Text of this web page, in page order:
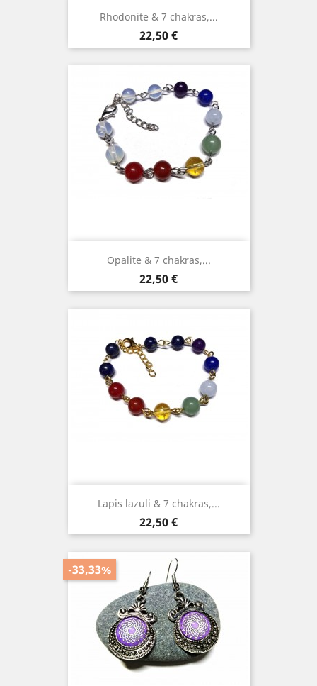
Rhodonite & 7 chakras,...
Prix
22,50 €
Opalite & 7 chakras,...
Prix
22,50 €
Lapis lazuli & 7 chakras,...
Prix
22,50 €
-33,33%